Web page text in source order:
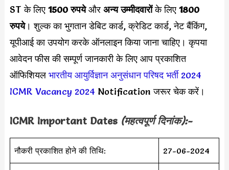
ST के लिए1500 रुपयेऔर अन्य उम्मीदवारोंके लिए 1800
रुपये। शुल्क का भुगतान डेबिट कार्ड, क्रेडिट कार्ड, नेट बैंकिंग,
यूपीआई का उपयोग करके ऑनलाइन किया जाना चाहिए। कृपया
आवेदन फीस की सम्पूर्ण जानकारी के लिए आप प्रकाशित
ऑफिशियल भारतीय आयुर्विज्ञान अनुसंधान परिषद भर्ती 2024
ICMR Vacancy 2024 Notification जरूर चेक करें।
ICMR Important Dates (महत्वपूर्ण दिनांक):-
नौकरी प्रकाशित होने की तिथि: 27-06-2024